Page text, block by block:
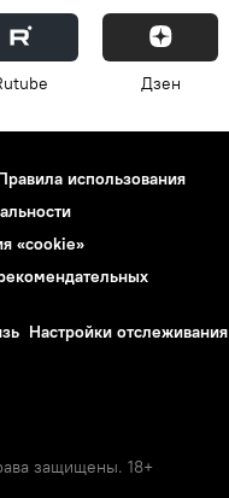
Дзен
использования
«cookie»
Настройки отслеживания
защищены. 18+